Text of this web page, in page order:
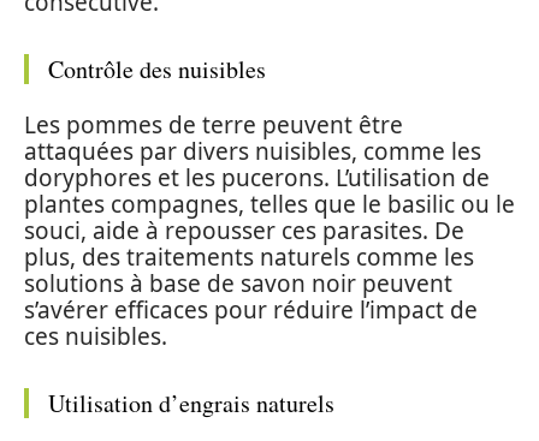
Contrôle des nuisibles
Les pommes de terre peuvent être
attaquées par divers nuisibles, comme les
doryphores et les pucerons. L’utilisation de
plantes compagnes, telles que le basilic ou le
souci, aide à repousser ces parasites. De
plus, des traitements naturels comme les
solutions à base de savon noir peuvent
s’avérer efficaces pour réduire l’impact de
ces nuisibles.
Utilisation d’engrais naturels